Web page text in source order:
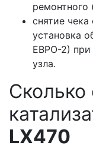
ремонтного
снятие
установка
ЕВРО-2) при
узла.
Сколько
LX470